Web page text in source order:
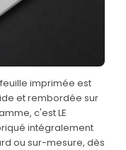
imprimée est
et rembordée sur
c'est LE
intégralement
ou sur-mesure, dès